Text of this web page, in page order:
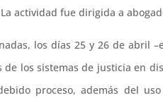
actividad fue dirigida a
los días 25 y 26 de abril
de los sistemas de justicia en
proceso, además del